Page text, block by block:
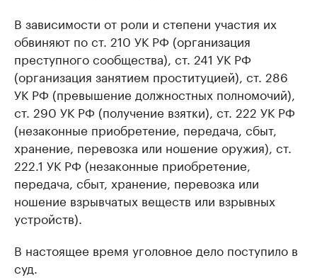
В зависимости от роли и степени участия их
обвиняют по ст. 210 УК РФ (организация
преступного сообщества), ст. 241 УК РФ
(организация занятием проституцией), ст. 286
УК РФ (превышение должностных полномочий),
ст. 290 УК РФ (получение взятки), ст. 222 УК РФ
(незаконные приобретение, передача, сбыт,
хранение, перевозка или ношение оружия), ст.
222.1 УК РФ (незаконные приобретение,
передача, сбыт, хранение, перевозка или
ношение взрывчатых веществ или взрывных
устройств).
В настоящее время уголовное дело поступило в
суд.